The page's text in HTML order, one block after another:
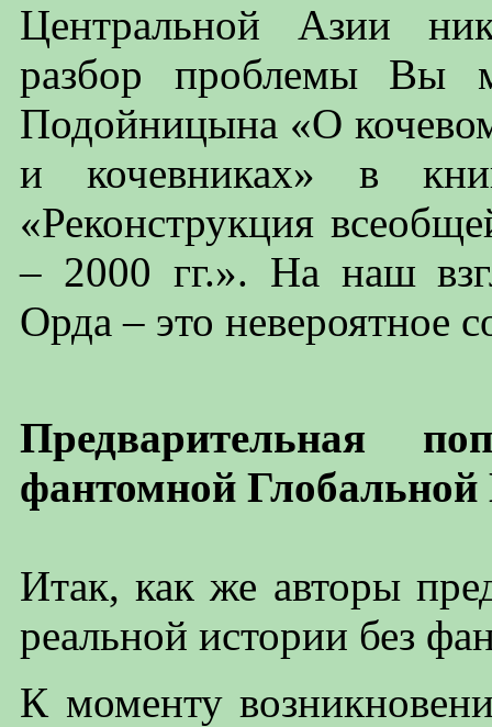
Центральной Азии
разбор проблемы Вы
Подойницына «О
и кочевниках» в
«Реконструкция
– 2000 гг.». На наш
Орда – это невероятное
Предварительная
фантомной
Итак, как же авторы
реальной истории без
К моменту